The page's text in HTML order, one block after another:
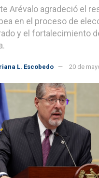
Arévalo agradeció el
en el proceso de
y el fortalecimiento
L. Escobedo 20 de